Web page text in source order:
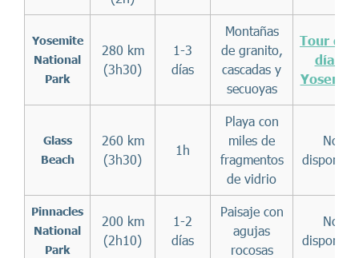
Yosemite
National
Park
280 km
(3h30)
1-3
días
Montañas
de granito,
cascadas y
secuoyas
Tour de
día a
Glass
Beach
260 km
(3h30)
1h
Playa con
miles de
fragmentos
de vidrio
No
disponible
Pinnacles
National
Park
200 km
(2h10)
1-2
días
Paisaje con
agujas
rocosas
No
disponible